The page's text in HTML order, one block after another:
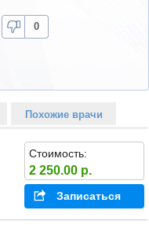
0
Похожие врачи
Стоимость:
2 250.00 р.
Записаться